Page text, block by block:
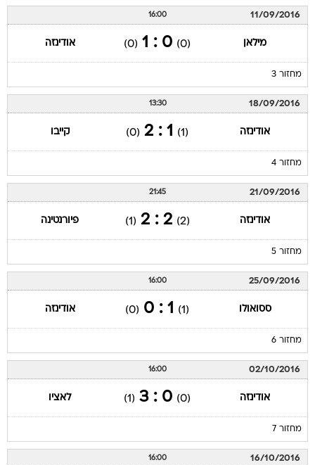
11/09/2016
16:00
מילאן (0)
0 : 1
(0) אודינזה
מחזור 3
18/09/2016
13:30
אודינזה (1)
1 : 2
(0) קייבו
מחזור 4
21/09/2016
21:45
אודינזה (2)
2 : 2
(1) פיורנטינה
מחזור 5
25/09/2016
16:00
ססואולו (1)
1 : 0
(0) אודינזה
מחזור 6
02/10/2016
16:00
אודינזה (0)
0 : 3
(1) לאציו
מחזור 7
16/10/2016
16:00